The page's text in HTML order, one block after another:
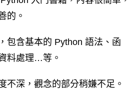
的。
包含基本的 Python 語法、函
料處理…等。
不深，觀念的部分稍嫌不足。